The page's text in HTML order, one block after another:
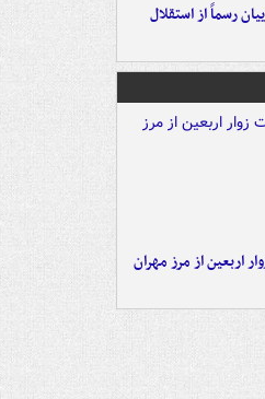
رسماً از استقلال
اربعین از مرز مهران